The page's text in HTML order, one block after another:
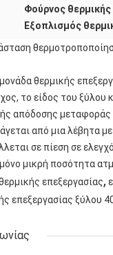
Φούρνος
Εξοπλισμός
θερμικής
το είδος του ξύλου
απόδοσης μεταφοράς
από μια λέβητα
σε πίεση σε
μικρή ποσότητα
επεξεργασίας,
επεξεργασίας ξύλου